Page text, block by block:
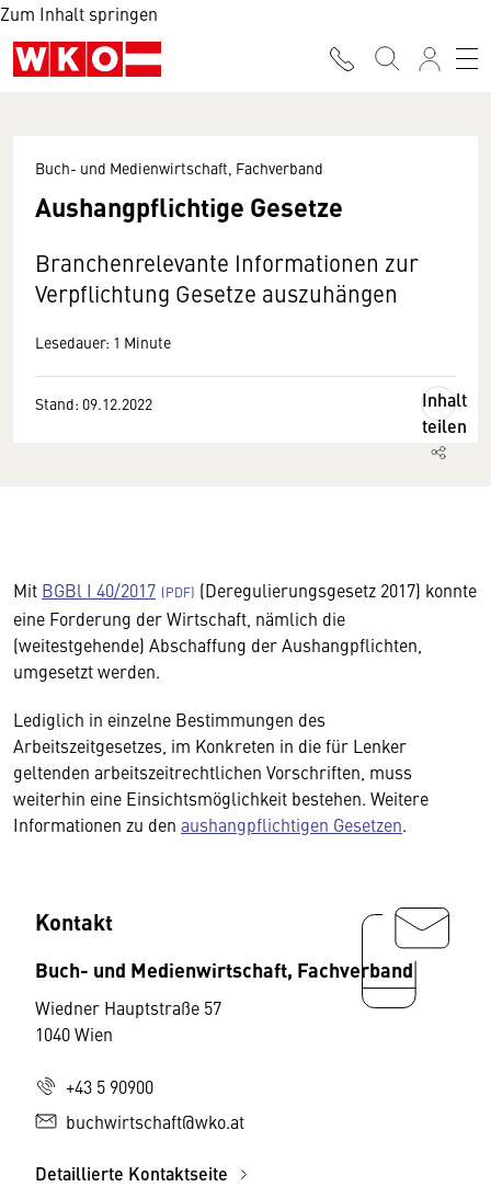
Zum Inhalt springen
Buch- und Medienwirtschaft, Fachverband
Aushangpflichtige Gesetze
Branchenrelevante Informationen zur
Verpflichtung Gesetze auszuhängen
Lesedauer: 1 Minute
Stand: 09.12.2022
Inhalt
teilen
Mit BGBl I 40/2017
(Deregulierungsgesetz 2017) konnte
eine Forderung der Wirtschaft, nämlich die
(weitestgehende) Abschaffung der Aushangpflichten,
umgesetzt werden.
Lediglich in einzelne Bestimmungen des
Arbeitszeitgesetzes, im Konkreten in die für Lenker
geltenden arbeitszeitrechtlichen Vorschriften, muss
weiterhin eine Einsichtsmöglichkeit bestehen. Weitere
Informationen zu den aushangpflichtigen Gesetzen.
Kontakt
Buch- und Medienwirtschaft, Fachverband
Wiedner Hauptstraße 57
1040 Wien
+43 5 90900
buchwirtschaft@wko.at
Detaillierte Kontaktseite